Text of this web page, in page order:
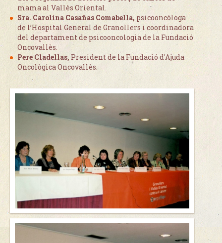
mama al Vallès Oriental.
Sra. Carolina Casañas Comabella, psicooncòloga
de l’Hospital General de Granollers i coordinadora
del departament de psicooncologia de la Fundació
Oncovallès.
Pere Cladellas, President de la Fundació d'Ajuda
Oncològica Oncovallès.